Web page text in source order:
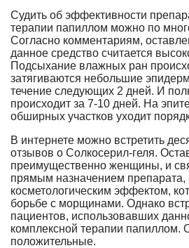
Судить об эффективности
терапии папиллом можно по
Согласно комментариям,
данное средство считается
Подсыхание влажных ран
затягиваются небольшие
течение следующих 2 дней. И
происходит за 7-10 дней. На
обширных участков уходит
В интернете можно встретить
отзывов о Солкосерил-геля.
преимущественно женщины, и
прямым назначением препарата,
косметологическим эффектом,
борьбе с морщинами. Однако
пациентов, использовавших
комплексной терапии папиллом.
положительные.